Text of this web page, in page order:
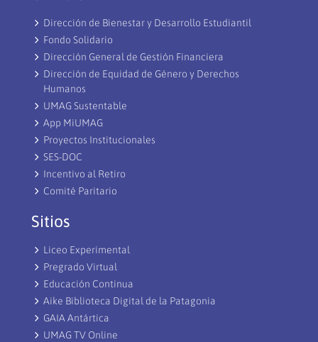
Dirección de Bienestar y Desarrollo Estudiantil
Fondo Solidario
Dirección General de Gestión Financiera
Dirección de Equidad de Género y Derechos
Humanos
UMAG Sustentable
App MiUMAG
Proyectos Institucionales
SES-DOC
Incentivo al Retiro
Comité Paritario
Sitios
Liceo Experimental
Pregrado Virtual
Educación Continua
Aike Biblioteca Digital de la Patagonia
GAIA Antártica
UMAG TV Online